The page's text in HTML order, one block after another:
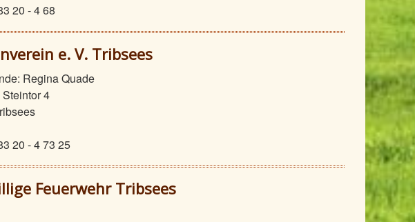
20 - 4 68
e. V. Tribsees
Regina Quade
4
20 - 4 73 25
Feuerwehr Tribsees